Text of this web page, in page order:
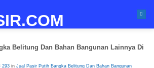
Belitung Dan Bahan Bangunan Lainnya Di
293 in Jual Pasir Putih Bangka Belitung Dan Bahan Bangunan